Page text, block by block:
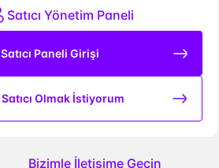
Satıcı Yönetim Paneli
Satıcı Paneli Girişi
Satıcı Olmak İstiyorum
Bizimle İletişime Geçin